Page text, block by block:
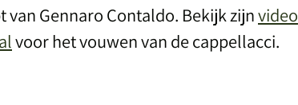
van Gennaro Contaldo. Bekijk zijnvideo
voor het vouwen van de cappellacci.